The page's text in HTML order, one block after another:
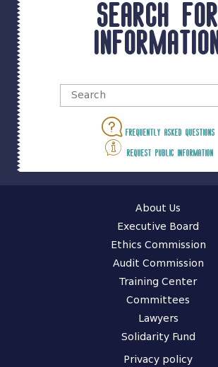
Search for
information
Frequently asked questions
Request public information
About Us
Executive Board
Ethics Commission
Audit Commission
Training Center
Committees
Lawyers
Solidarity Fund
Privacy policy